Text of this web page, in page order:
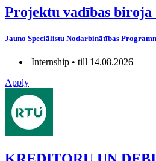
Projektu vadības biroja
Jauno Speciālistu Nodarbinātības
Internship • till 14.08.2026
Apply